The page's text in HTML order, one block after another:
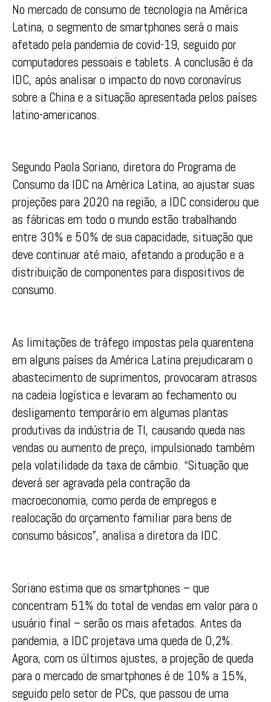
No mercado de consumo de tecnologia na América
Latina, o segmento de smartphones será o mais
afetado pela pandemia de covid-19, seguido por
computadores pessoais e tablets. A conclusão é da
IDC, após analisar o impacto do novo coronavírus
sobre a China e a situação apresentada pelos países
latino-americanos.
Segundo Paola Soriano, diretora do Programa de
Consumo da IDC na América Latina, ao ajustar suas
projeções para 2020 na região, a IDC considerou que
as fábricas em todo o mundo estão trabalhando
entre 30% e 50% de sua capacidade, situação que
deve continuar até maio, afetando a produção e a
distribuição de componentes para dispositivos de
consumo.
As limitações de tráfego impostas pela quarentena
em alguns países da América Latina prejudicaram o
abastecimento de suprimentos, provocaram atrasos
na cadeia logística e levaram ao fechamento ou
desligamento temporário em algumas plantas
produtivas da indústria de TI, causando queda nas
vendas ou aumento de preço, impulsionado também
pela volatilidade da taxa de câmbio. “Situação que
deverá ser agravada pela contração da
macroeconomia, como perda de empregos e
realocação do orçamento familiar para bens de
consumo básicos”, analisa a diretora da IDC.
Soriano estima que os smartphones – que
concentram 51% do total de vendas em valor para o
usuário final – serão os mais afetados. Antes da
pandemia, a IDC projetava uma queda de 0,2%.
Agora, com os últimos ajustes, a projeção de queda
para o mercado de smartphones é de 10% a 15%,
seguido pelo setor de PCs, que passou de uma